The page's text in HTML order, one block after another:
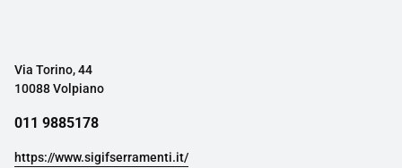
Via Torino, 44
10088 Volpiano
011 9885178
https://www.sigifserramenti.it/